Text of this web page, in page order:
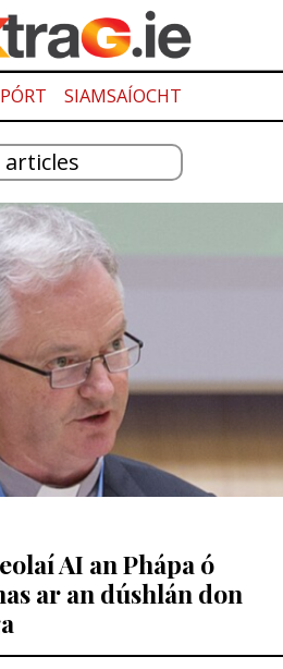
SIAMSAÍOCHT
AI an Phápa ó
ar an dúshlán don